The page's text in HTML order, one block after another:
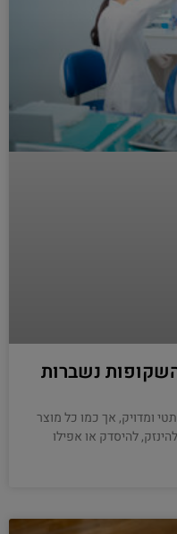
נשברות
ומדויק, אך כמו כל מוצר
להיסדק או אפילו